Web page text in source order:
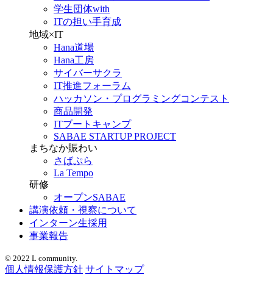
学生団体with
ITの担い手育成
地域×IT
Hana道場
Hana工房
サイバーサクラ
IT推進フォーラム
ハッカソン・プログラミングコンテスト
商品開発
ITブートキャンプ
SABAE STARTUP PROJECT
まちなか賑わい
さばぷら
La Tempo
研修
オープンSABAE
講演依頼・視察について
インターン生採用
事業報告
© 2022 L community.
個人情報保護方針 サイトマップ